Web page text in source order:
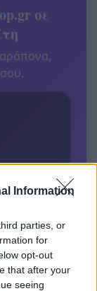
Information
parties, or
for
opt-out
that after your
seeing
σε